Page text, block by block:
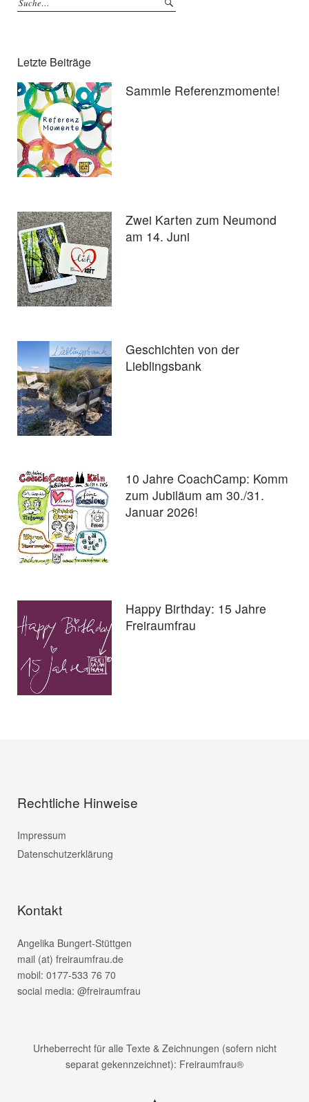
Letzte Beiträge
Sammle Referenzmomente!
Zwei Karten zum Neumond
am 14. Juni
Geschichten von der
Lieblingsbank
10 Jahre CoachCamp: Komm
zum Jubiläum am 30./31.
Januar 2026!
Happy Birthday: 15 Jahre
Freiraumfrau
Rechtliche Hinweise
Impressum
Datenschutzerklärung
Kontakt
Angelika Bungert-Stüttgen
mail (at) freiraumfrau.de
mobil: 0177-533 76 70
social media: @freiraumfrau
Urheberrecht für alle Texte & Zeichnungen (sofern nicht
separat gekennzeichnet): Freiraumfrau®